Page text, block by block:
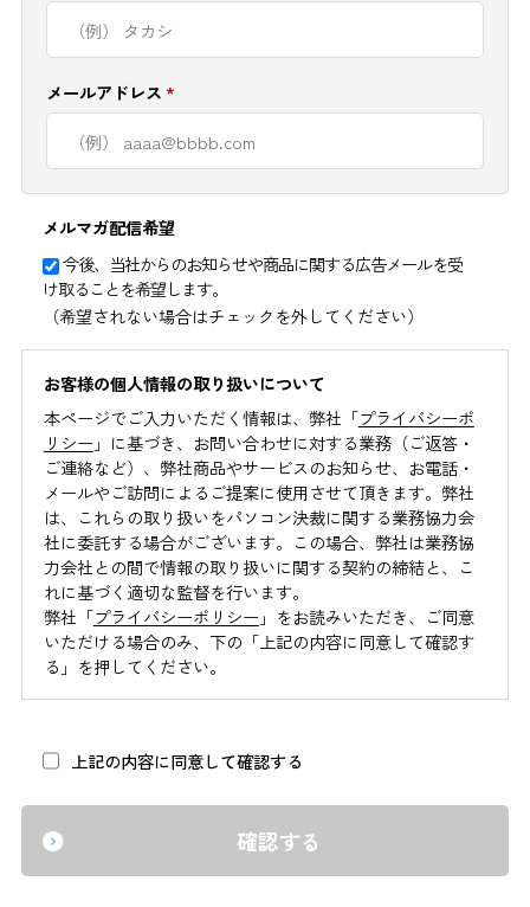
メールアドレス*
メルマガ配信希望
今後、当社からのお知らせや商品に関する広告メールを受
け取ることを希望します。
（希望されない場合はチェックを外してください）
お客様の個人情報の取り扱いについて
本ページでご入力いただく情報は、弊社「プライバシーポ
リシー 」に基づき、お問い合わせに対する業務（ご返答・
ご連絡など）、弊社商品やサービスのお知らせ、お電話・
メールやご訪問によるご提案に使用させて頂きます。弊社
は、これらの取り扱いをパソコン決裁に関する業務協力会
社に委託する場合がございます。この場合、弊社は業務協
力会社との間で情報の取り扱いに関する契約の締結と、こ
れに基づく適切な監督を行います。
弊社「プライバシーポリシー 」をお読みいただき、ご同意
いただける場合のみ、下の「上記の内容に同意して確認す
る」を押してください。
上記の内容に同意して確認する